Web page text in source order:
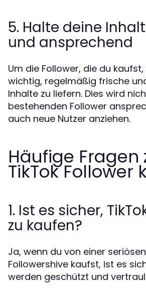
5. Halte deine
und ansprechend
Um die Follower, die du
wichtig, regelmäßig frische
Inhalte zu liefern. Dies wird
bestehenden Follower
auch neue Nutzer anziehen.
Häufige Fragen
TikTok Follower
1. Ist es sicher,
zu kaufen?
Ja, wenn du von einer
Followershive kaufst, ist es
werden geschützt und